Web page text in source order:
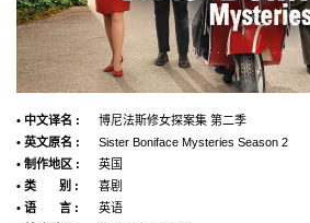
• 中文译名 :
博尼法斯修女探案集 第二季
• 英文原名 :
Sister Boniface Mysteries Season 2
• 制作地区 :
英国
• 类 别 :
喜剧
• 语 言 :
英语